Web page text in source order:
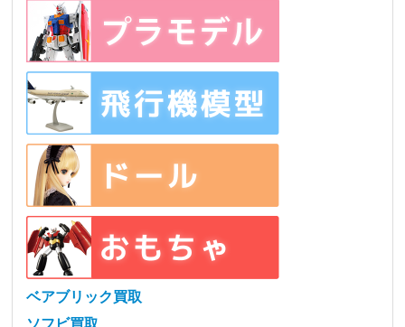
ベアブリック買取
ソフビ買取